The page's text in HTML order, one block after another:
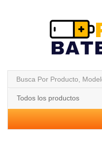
Todos los productos